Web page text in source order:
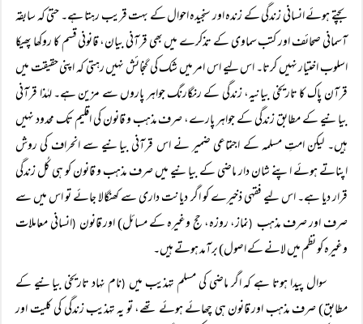
بچتے ہوئے انسانی زندگی کے زندہ اور سنجیدہ احوال کے بہت قریب رہتا ہے۔ حتیٰ کہ سابقہ
آسمانی صحائف اور کتب سماوی کے تذکرے میں بھی قرآنی بیان، قانونی قسم کا روکھا پھیکا
اسلوب اختیار نہیں کرتا۔ اس لیے اس امر میں شک کی گنجائش نہیں رہتی کہ اپنی حقیقت میں
قرآن پاک کا تاریخی بیانیہ، زندگی کے رنگارنگ جواہر پاروں سے مزین ہے۔ لہٰذا قرآنی
بیانیے کے مطابق زندگی کے جواہر پارے، صرف مذہب و قانون کی اقلیم تک محدود نہیں
ہیں۔ لیکن امتِ مسلمہ کے اجتماعی ضمیر نے اس قرآنی بیانیے سے انحراف کی روش
اپناتے ہوئے اپنے شان دار ماضی کے بیانیے میں صرف مذہب و قانون کو ہی کُل زندگی
قرار دیا ہے۔ اس لیے فقہی ذخیرے کو اگر دیانت داری سے کھنگالا جائے تو اس میں سے
صرف اور صرف مذہب (نماز، روزہ، حج وغیرہ کے مسائل) اور قانون (انسانی معاملات
وغیرہ کو نظم میں لانے کے اصول) برآمد ہوتے ہیں۔
سوال پیدا ہوتا ہے کہ اگر ماضی کی مسلم تہذیب میں (نام نہاد تاریخی بیانیے کے
مطابق) صرف مذہب اور قانون ہی چھائے ہوئے تھے، تو یہ تہذیب زندگی کی کلیت اور